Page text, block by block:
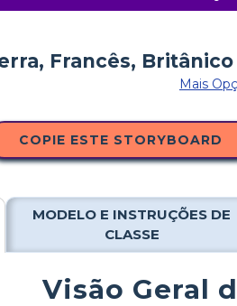
Mais
COPIE ESTE STORYBOARD
MODELO E INSTRUÇÕES DE
CLASSE
Visão Geral